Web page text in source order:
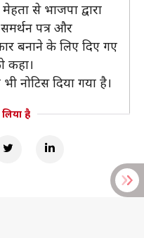
से भाजपा द्वारा
पत्र और
बनाने के लिए दिए गए
कहा।
नोटिस दिया गया है।
है